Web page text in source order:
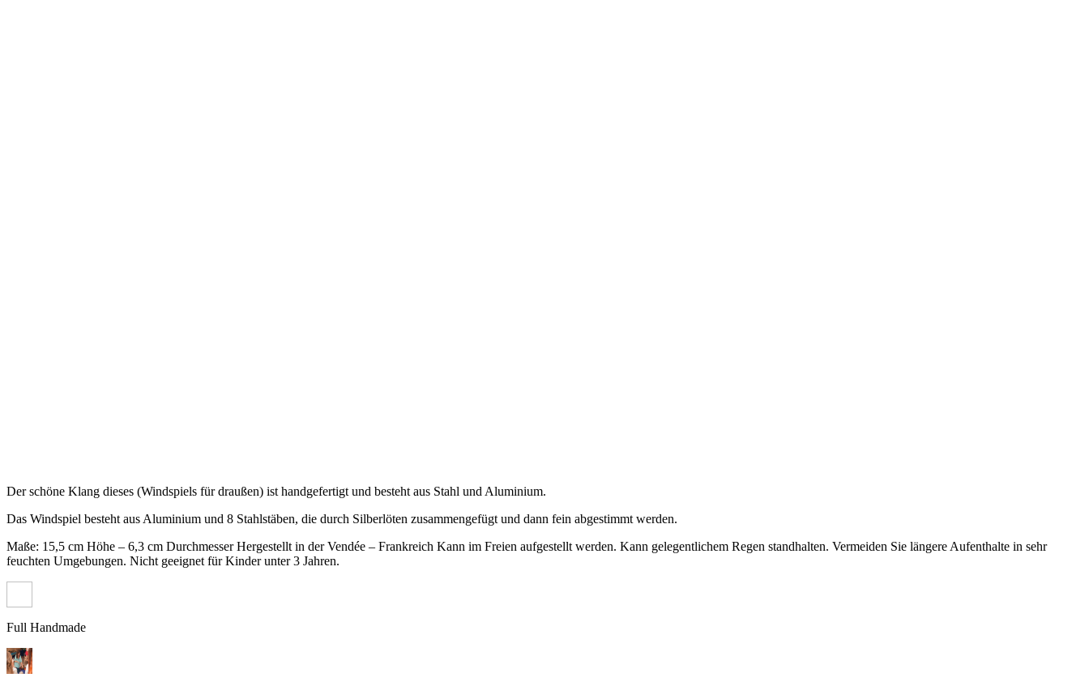
Der schöne Klang dieses (Windspiels für draußen) isthandgefertigt und besteht aus Stahl und Aluminium.
Das Windspiel besteht aus Aluminium und 8 Stahlstäben, die durch Silberlöten zusammengefügt und dann fein abgestimmt werden.
Maße: 15,5 cm Höhe – 6,3 cm Durchmesser Hergestellt in der Vendée – Frankreich Kann im Freien aufgestellt werden. Kann gelegentlichem Regen standhalten. Vermeiden Sie längere Aufenthalte in sehr
feuchten Umgebungen. Nicht geeignet für Kinder unter 3 Jahren.
Full Handmade